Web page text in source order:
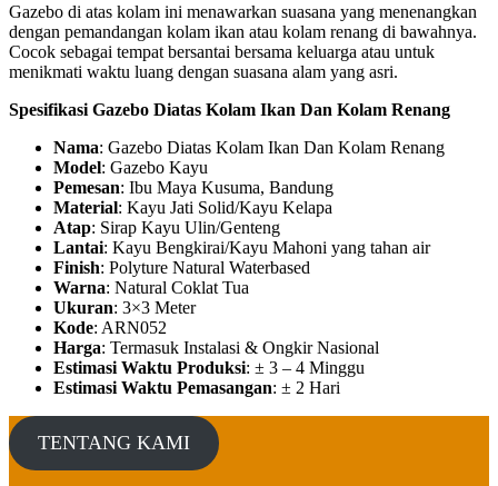
Gazebo di atas kolam ini menawarkan suasana yang menenangkan
dengan pemandangan kolam ikan atau kolam renang di bawahnya.
Cocok sebagai tempat bersantai bersama keluarga atau untuk
menikmati waktu luang dengan suasana alam yang asri.
Spesifikasi Gazebo Diatas Kolam Ikan Dan Kolam Renang
Nama: Gazebo Diatas Kolam Ikan Dan Kolam Renang
Model: Gazebo Kayu
Pemesan: Ibu Maya Kusuma, Bandung
Material: Kayu Jati Solid/Kayu Kelapa
Atap: Sirap Kayu Ulin/Genteng
Lantai: Kayu Bengkirai/Kayu Mahoni yang tahan air
Finish: Polyture Natural Waterbased
Warna: Natural Coklat Tua
Ukuran: 3×3 Meter
Kode: ARN052
Harga: Termasuk Instalasi & Ongkir Nasional
Estimasi Waktu Produksi: ± 3 – 4 Minggu
Estimasi Waktu Pemasangan: ± 2 Hari
TENTANG KAMI